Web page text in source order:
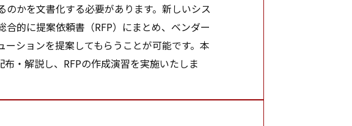
かを文書化する必要があります。新しいシス
的に提案依頼書（RFP）にまとめ、ベンダー
ションを提案してもらうことが可能です。本
・解説し、RFPの作成演習を実施いたしま